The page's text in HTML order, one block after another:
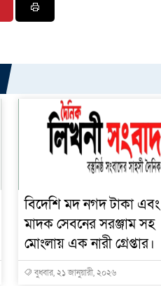
বিদেশি মদ নগদ টাকা এবং
মাদক সেবনের সরঞ্জাম সহ
মোংলায় এক নারী গ্রেপ্তার।
বুধবার, ২১ জানুয়ারী, ২০২৬